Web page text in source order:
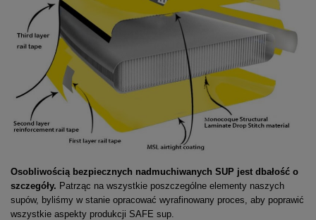
Osobliwością bezpiecznych nadmuchiwanych SUP jest dbałość o
szczegóły. Patrząc na wszystkie poszczególne elementy naszych
supów, byliśmy w stanie opracować wyrafinowany proces, aby poprawić
wszystkie aspekty produkcji SAFE sup.